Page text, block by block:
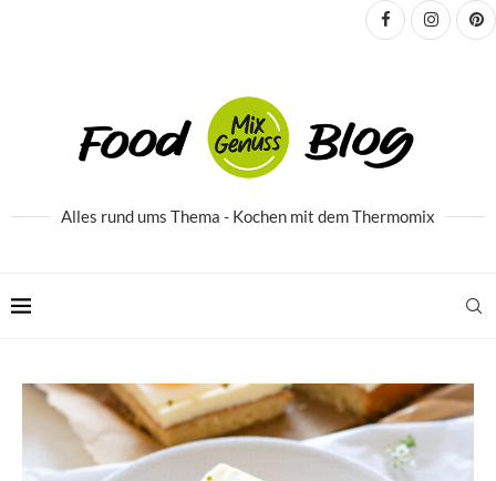
Alles rund ums Thema - Kochen mit dem Thermomix